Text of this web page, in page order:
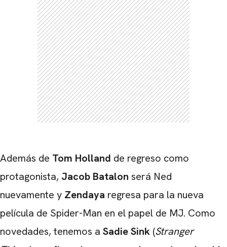
Además de Tom Holland de regreso como
protagonista, Jacob Batalon será Ned
nuevamente y Zendaya regresa para la nueva
película de Spider-Man en el papel de MJ. Como
novedades, tenemos a Sadie Sink (Stranger